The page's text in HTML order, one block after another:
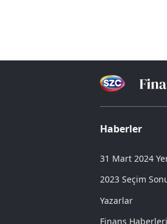
Haberler
31 Mart 2024
2023 Seçim
Yazarlar
Finans Haberleri